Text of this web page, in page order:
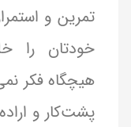
تمرین و
خودتان را
هیچگاه فکر
پشت‌کار و